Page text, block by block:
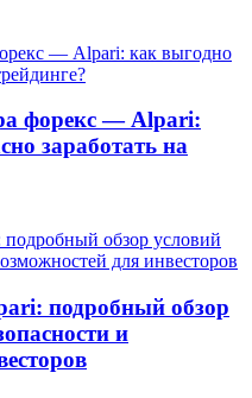
форекс — Alpari:
заработать на
подробный обзор
и